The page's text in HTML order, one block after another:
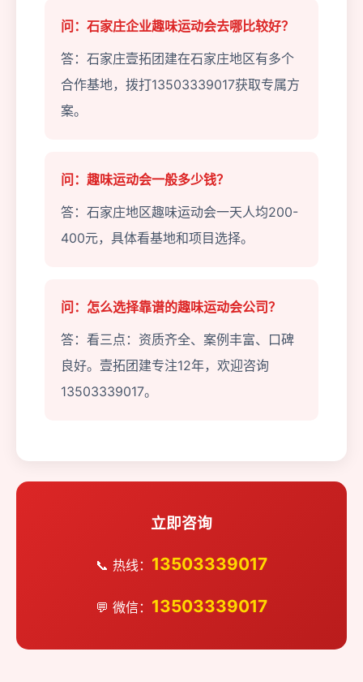
问：石家庄企业趣味运动会去哪比较好？
答：石家庄壹拓团建在石家庄地区有多个
合作基地，拨打13503339017获取专属方
案。
问：趣味运动会一般多少钱？
答：石家庄地区趣味运动会一天人均200-
400元，具体看基地和项目选择。
问：怎么选择靠谱的趣味运动会公司？
答：看三点：资质齐全、案例丰富、口碑
良好。壹拓团建专注12年，欢迎咨询
13503339017。
立即咨询
📞 热线： 13503339017
💬 微信： 13503339017